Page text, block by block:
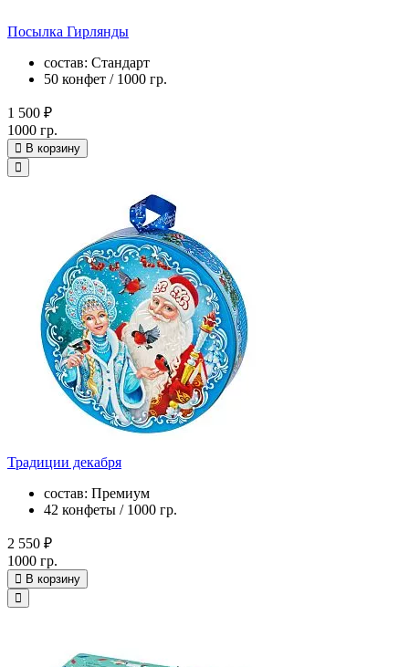
Посылка Гирлянды
состав: Стандарт
50 конфет / 1000 гр.
1 500 ₽
1000 гр.
В корзину
Традиции декабря
состав: Премиум
42 конфеты / 1000 гр.
2 550 ₽
1000 гр.
В корзину